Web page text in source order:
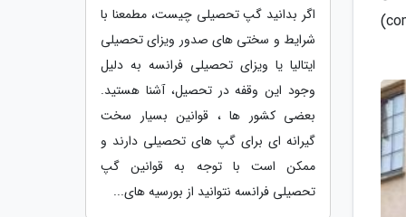
اجازه می دهند تا با استفاده از آن، به پیشرفت های شگرف در حوزه های مختلفی مانند بینایی کامپیوتر (computer vision)
اگر بدانید گپ تحصیلی چیست، مطمعنا با
شرایط و سختی های صدور ویزای تحصیلی
ایتالیا یا ویزای تحصیلی فرانسه به دلیل
وجود این وقفه در تحصیل، آشنا هستید.
بعضی کشور ها ، قوانین بسیار سخت
گیرانه ای برای گپ های تحصیلی دارند و
ممکن است با توجه به قوانین گپ
تحصیلی فرانسه نتوانید از بورسیه های...